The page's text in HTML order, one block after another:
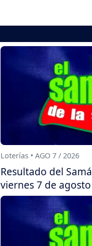
Loterías • AGO 7 / 2026
Resultado del
viernes 7 de